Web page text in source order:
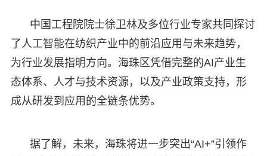
中国工程院院士徐卫林及多位行业专家共同探讨
了人工智能在纺织产业中的前沿应用与未来趋势，
为行业发展指明方向。海珠区凭借完整的AI产业生
态体系、人才与技术资源，以及产业政策支持，形
成从研发到应用的全链条优势。
据了解，未来，海珠将进一步突出“AI+”引领作